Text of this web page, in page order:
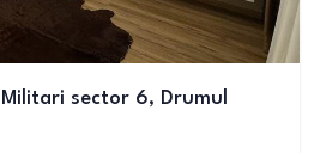
sector 6, Drumul